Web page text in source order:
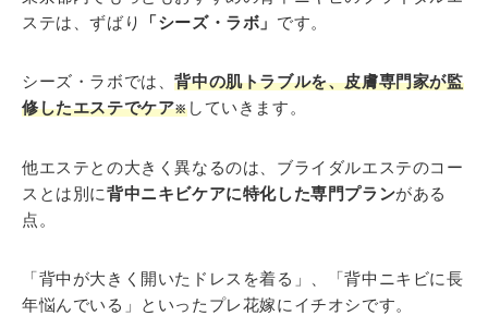
ステは、ずばり
「シーズ・ラボ」 です。
シーズ・ラボでは、背中の肌トラブルを、皮膚専門家が監
修したエステでケア※ していきます。
他エステとの大きく異なるのは、ブライダルエステのコー
スとは別に背中ニキビケアに特化した専門プランがある
点。
「背中が大きく開いたドレスを着る」、「背中ニキビに長
年悩んでいる」といったプレ花嫁にイチオシです。